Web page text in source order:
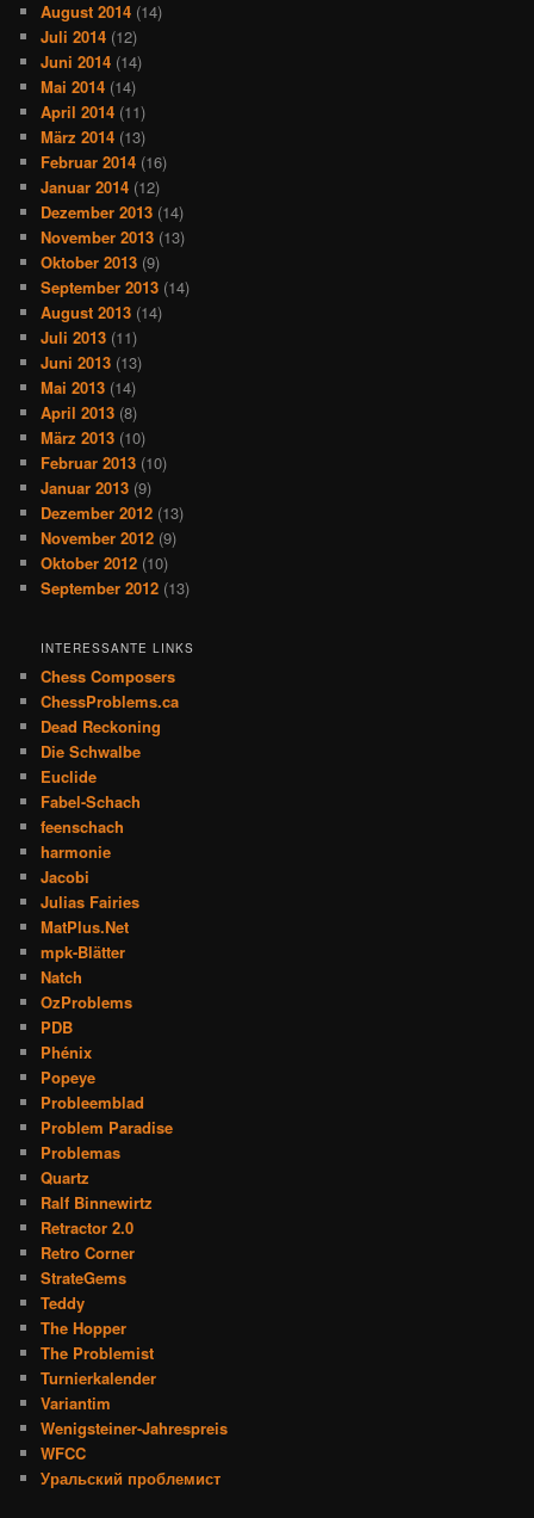
August 2014 (14)
Juli 2014 (12)
Juni 2014 (14)
Mai 2014 (14)
April 2014 (11)
März 2014 (13)
Februar 2014 (16)
Januar 2014 (12)
Dezember 2013 (14)
November 2013 (13)
Oktober 2013 (9)
September 2013 (14)
August 2013 (14)
Juli 2013 (11)
Juni 2013 (13)
Mai 2013 (14)
April 2013 (8)
März 2013 (10)
Februar 2013 (10)
Januar 2013 (9)
Dezember 2012 (13)
November 2012 (9)
Oktober 2012 (10)
September 2012 (13)
INTERESSANTE LINKS
Chess Composers
ChessProblems.ca
Dead Reckoning
Die Schwalbe
Euclide
Fabel-Schach
feenschach
harmonie
Jacobi
Julias Fairies
MatPlus.Net
mpk-Blätter
Natch
OzProblems
PDB
Phénix
Popeye
Probleemblad
Problem Paradise
Problemas
Quartz
Ralf Binnewirtz
Retractor 2.0
Retro Corner
StrateGems
Teddy
The Hopper
The Problemist
Turnierkalender
Variantim
Wenigsteiner-Jahrespreis
WFCC
Уральский проблемист